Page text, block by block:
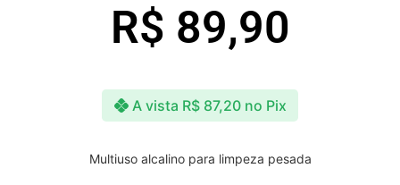
R$ 89,90
A vista R$87,20 no Pix
Multiuso alcalino para limpeza pesada